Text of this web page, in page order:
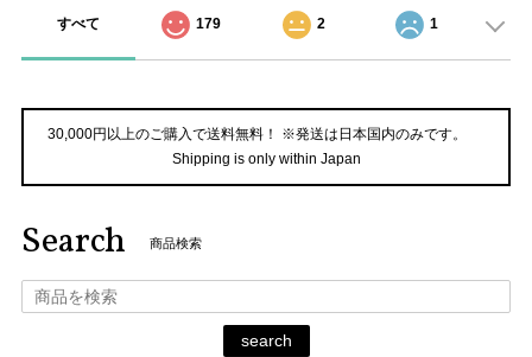
すべて 179 2 1
30,000円以上のご購入で送料無料！ ※発送は日本国内のみです。
Shipping is only within Japan
Search 商品検索
search